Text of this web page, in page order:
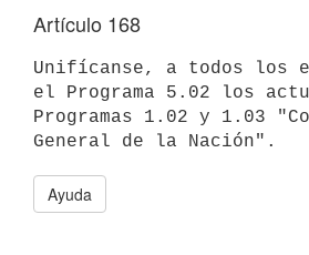
Artículo 168
Unifícanse, a todos los
el Programa 5.02 los
Programas 1.02 y 1.03
Ayuda